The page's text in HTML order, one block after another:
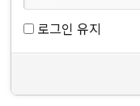
로그인 유지